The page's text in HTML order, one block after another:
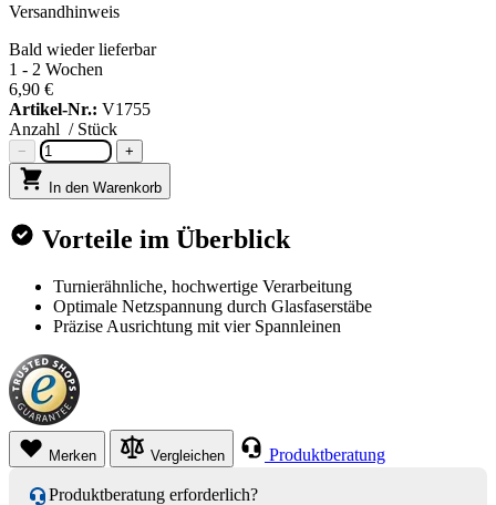
Versandhinweis
Bald wieder lieferbar
1 - 2 Wochen
6,90 €
Artikel-Nr.: V1755
Anzahl / Stück
− +
In den Warenkorb
Vorteile im Überblick
Turnierähnliche, hochwertige Verarbeitung
Optimale Netzspannung durch Glasfaserstäbe
Präzise Ausrichtung mit vier Spannleinen
Merken Vergleichen Produktberatung
Produktberatung erforderlich?